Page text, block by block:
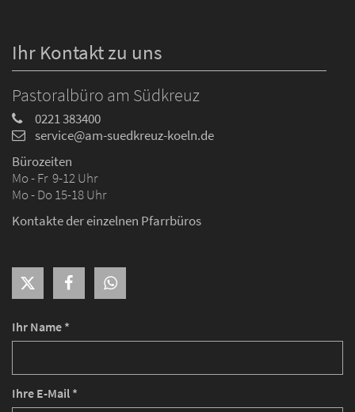
Ihr Name *
Ihre E-Mail *
Ihr Kontakt zu uns
Pastoralbüro am Südkreuz
0221 383400
service@am-suedkreuz-koeln.de
Bürozeiten
Mo - Fr 9-12 Uhr
Mo - Do 15-18 Uhr
Kontakte der einzelnen Pfarrbüros